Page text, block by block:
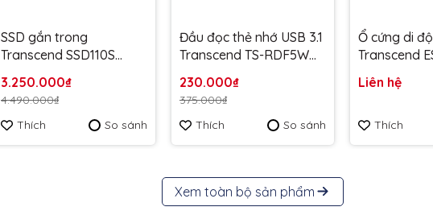
SSD gắn trong
Transcend SSD110S
Gen3 x4 NVMe upto
1600MB/s
TS512GMTE110S - Bảo
hành 5 năm
3.250.000₫
4.490.000₫
Thích
So sánh
Đầu đọc thẻ nhớ USB 3.1
Transcend TS-RDF5W
năm
230.000₫
375.000₫
Thích
So sánh
Ổ cứng di
Transcend
Liên hệ
Thích
Xem toàn bộ sản phẩm